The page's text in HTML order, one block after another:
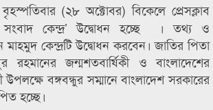
(২৮ অক্টোবর) বিকেলে প্রেসক্লাব
সংবাদ কেন্দ্র’ উদ্বোধন হচ্ছে । তথ্য ও
মাহমুদ কেন্দ্রটি উদ্বোধন করবেন। জাতির পিতা
রহমানের জন্মশতবার্ষিকী ও বাংলাদেশের
উপলক্ষে বঙ্গবন্ধুর সম্মানে বাংলাদেশ সরকারের
হচ্ছে।